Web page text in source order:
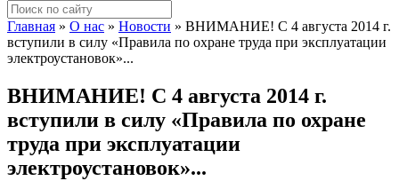
Главная » О нас » Новости » ВНИМАНИЕ! С 4 августа 2014 г.
вступили в силу «Правила по охране труда при эксплуатации
электроустановок»...
ВНИМАНИЕ! С 4 августа 2014 г.
вступили в силу «Правила по охране
труда при эксплуатации
электроустановок»...